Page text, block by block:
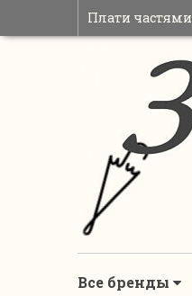
Плати частями
Все бренды